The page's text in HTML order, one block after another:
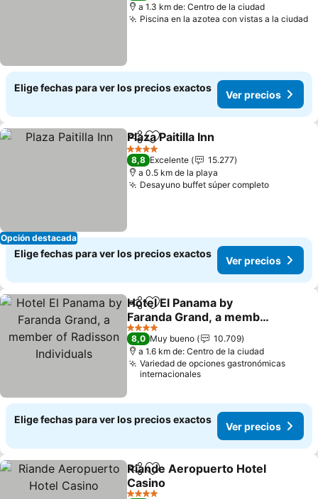
a 1.3 km de: Centro de la ciudad
Piscina en la azotea con vistas a la ciudad
Elige fechas para ver los precios exactos
Ver precios
Opción destacada
CompartirAgregar a favoritos
Plaza Paitilla Inn
4 Estrellas
8,8 Excelente
15.277
a 0.5 km de la playa
Desayuno buffet súper completoVer
Elige fechas para ver los precios exactos
Ver precios
CompartirAgregar a favoritos
Hotel El Panama by
Faranda Grand, a member
of Radisson Individuals
Ver precios
4 Estrellas
8,0 Muy bueno
10.709
a 1.6 km de: Centro de la ciudad
Variedad de opciones gastronómicas
internacionales
Elige fechas para ver los precios exactos
Ver precios
CompartirAgregar a favoritos
Riande Aeropuerto Hotel
Casino